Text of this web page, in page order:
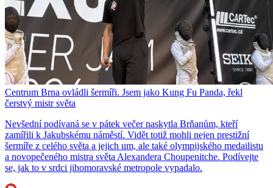
Centrum Brna ovládli šermíři. Jsem jako Kung Fu Panda, řekl
čerstvý mistr světa
Nevšední podívaná se v pátek večer naskytla Brňanům, kteří
zamířili k Jakubskému náměstí. Vidět totiž mohli nejen prestižní
šermíře z celého světa a jejich um, ale také olympijského medailistu
a novopečeného mistra světa Alexandera Choupenitche. Podívejte
se, jak to v srdci jihomoravské metropole vypadalo.